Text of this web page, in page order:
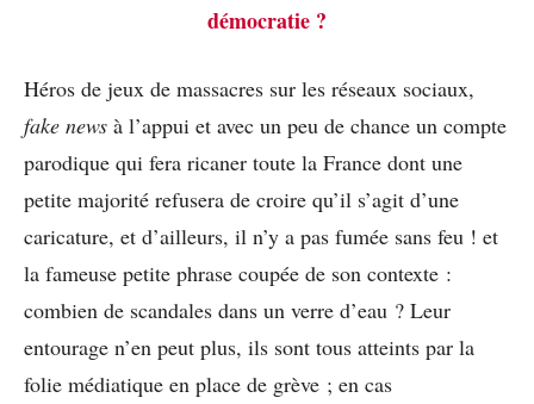
démocratie ?
Héros de jeux de massacres sur les réseaux sociaux,
fake news à l’appui et avec un peu de chance un compte
parodique qui fera ricaner toute la France dont une
petite majorité refusera de croire qu’il s’agit d’une
caricature, et d’ailleurs, il n’y a pas fumée sans feu ! et
la fameuse petite phrase coupée de son contexte :
combien de scandales dans un verre d’eau ? Leur
entourage n’en peut plus, ils sont tous atteints par la
folie médiatique en place de grève ; en cas